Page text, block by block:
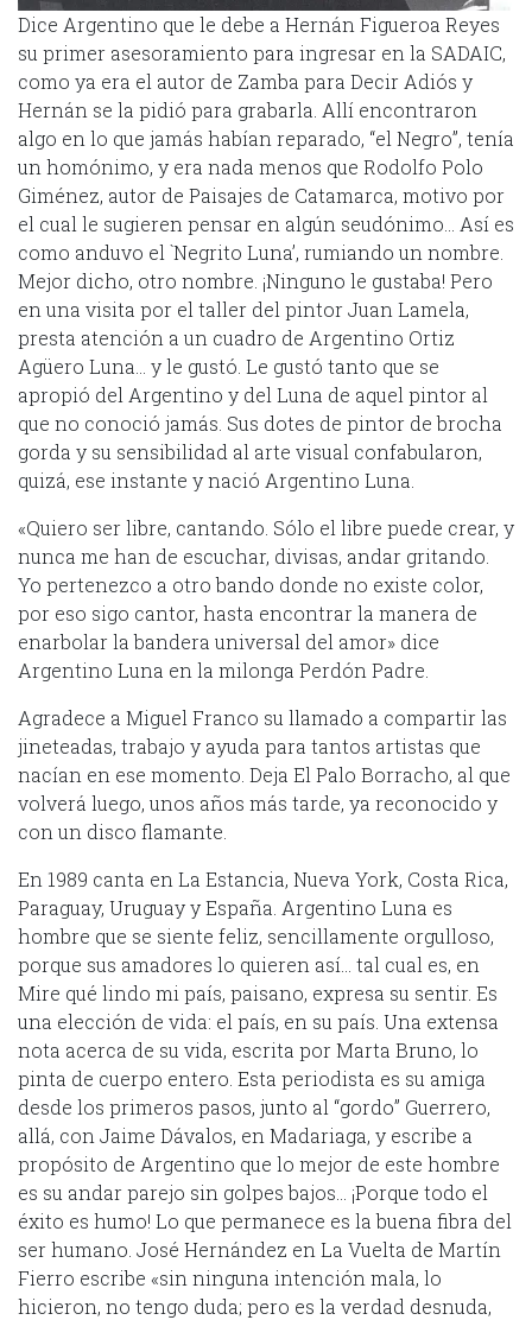
Dice Argentino que le debe a Hernán Figueroa Reyes
su primer asesoramiento para ingresar en la SADAIC,
como ya era el autor de Zamba para Decir Adiós y
Hernán se la pidió para grabarla. Allí encontraron
algo en lo que jamás habían reparado, “el Negro”, tenía
un homónimo, y era nada menos que Rodolfo Polo
Giménez, autor de Paisajes de Catamarca, motivo por
el cual le sugieren pensar en algún seudónimo… Así es
como anduvo el `Negrito Luna’, rumiando un nombre.
Mejor dicho, otro nombre. ¡Ninguno le gustaba! Pero
en una visita por el taller del pintor Juan Lamela,
presta atención a un cuadro de Argentino Ortiz
Agüero Luna… y le gustó. Le gustó tanto que se
apropió del Argentino y del Luna de aquel pintor al
que no conoció jamás. Sus dotes de pintor de brocha
gorda y su sensibilidad al arte visual confabularon,
quizá, ese instante y nació Argentino Luna.
«Quiero ser libre, cantando. Sólo el libre puede crear, y
nunca me han de escuchar, divisas, andar gritando.
Yo pertenezco a otro bando donde no existe color,
por eso sigo cantor, hasta encontrar la manera de
enarbolar la bandera universal del amor» dice
Argentino Luna en la milonga Perdón Padre.
Agradece a Miguel Franco su llamado a compartir las
jineteadas, trabajo y ayuda para tantos artistas que
nacían en ese momento. Deja El Palo Borracho, al que
volverá luego, unos años más tarde, ya reconocido y
con un disco flamante.
En 1989 canta en La Estancia, Nueva York, Costa Rica,
Paraguay, Uruguay y España. Argentino Luna es
hombre que se siente feliz, sencillamente orgulloso,
porque sus amadores lo quieren así… tal cual es, en
Mire qué lindo mi país, paisano, expresa su sentir. Es
una elección de vida: el país, en su país. Una extensa
nota acerca de su vida, escrita por Marta Bruno, lo
pinta de cuerpo entero. Esta periodista es su amiga
desde los primeros pasos, junto al “gordo” Guerrero,
allá, con Jaime Dávalos, en Madariaga, y escribe a
propósito de Argentino que lo mejor de este hombre
es su andar parejo sin golpes bajos… ¡Porque todo el
éxito es humo! Lo que permanece es la buena fibra del
ser humano. José Hernández en La Vuelta de Martín
Fierro escribe «sin ninguna intención mala, lo
hicieron, no tengo duda; pero es la verdad desnuda,